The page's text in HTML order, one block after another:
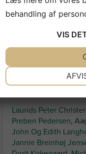
Byberg Byg
En særlig hilsen til
Fedt at have jer med!
Laurids Peter
Preben Pedersen,
John Og Edith
Jannie Breinhøj
behandling af
VIS
MARKETING